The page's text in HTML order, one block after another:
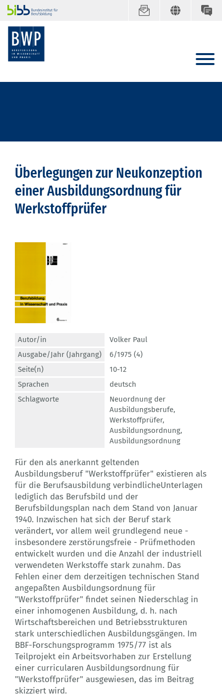
Überlegungen zur Neukonzeption
einer Ausbildungsordnung für
Werkstoffprüfer
Autor/in
Volker Paul
Ausgabe/Jahr (Jahrgang)
6/1975 (4)
Seite(n)
10-12
Sprachen
deutsch
Schlagworte
Neuordnung der
Ausbildungsberufe,
Werkstoffprüfer,
Ausbildungsordnung,
Ausbildungsordnung
Für den als anerkannt geltenden
Ausbildungsberuf "Werkstoffprüfer" existieren als
für die Berufsausbildung verbindlicheUnterlagen
lediglich das Berufsbild und der
Berufsbildungsplan nach dem Stand von Januar
1940. Inzwischen hat sich der Beruf stark
verändert, vor allem weil grundlegend neue -
insbesondere zerstörungsfreie - Prüfmethoden
entwickelt wurden und die Anzahl der industriell
verwendeten Werkstoffe stark zunahm. Das
Fehlen einer dem derzeitigen technischen Stand
angepaßten Ausbildungsordnung für
"Werkstoffprüfer" findet seinen Niederschlag in
einer inhomogenen Ausbildung, d. h. nach
Wirtschaftsbereichen und Betriebsstrukturen
stark unterschiedlichen Ausbildungsgängen. Im
BBF-Forschungsprogramm 1975/77 ist als
Teilprojekt ein Arbeitsvorhaben zur Erstellung
einer curricularen Ausbildungsordnung für
"Werkstoffprüfer" ausgewiesen, das im Beitrag
skizziert wird.